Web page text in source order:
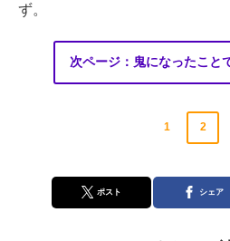
ず。
次ページ：鬼になったこと
1 2
ポスト シェア